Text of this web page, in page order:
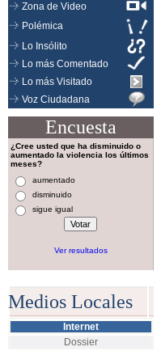
Zona de Video
Polémica
Lo Insólito
Lo más Comentado
Lo más Visitado
Voz Ciudadana
Encuesta
¿Cree usted que ha disminuido o
aumentado la violencia los últimos
meses?
aumentado
disminuido
sigue igual
Ver resultados
Medios Locales
Internet
Dossier